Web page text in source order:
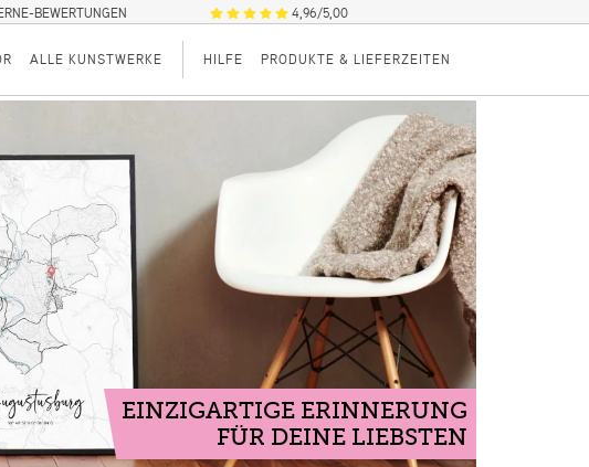
BEWERTUNGEN 4,96/5,00
ALLE KUNSTWERKE HILFE PRODUKTE & LIEFERZEITEN
EINZIGARTIGE ERINNERUNG
FÜR DEINE LIEBSTEN